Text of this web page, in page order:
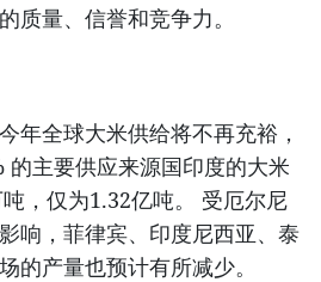
质量、信誉和竞争力。
年全球大米供给将不再充裕，
的主要供应来源国印度的大米
，仅为1.32亿吨。 受厄尔尼
响，菲律宾、印度尼西亚、泰
的产量也预计有所减少。